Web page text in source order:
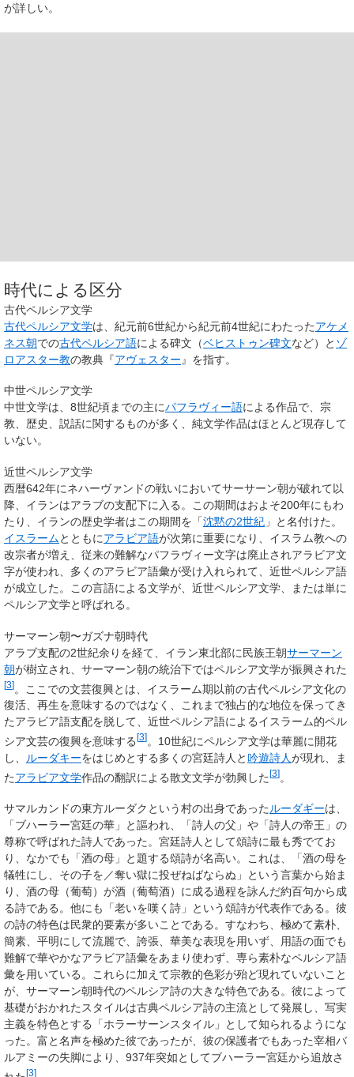
が詳しい。
時代による区分
古代ペルシア文学
古代ペルシア文学は、紀元前6世紀から紀元前4世紀にわたったアケメ
ネス朝での古代ペルシア語による碑文（ベヒストゥン碑文など）と ゾ
ロアスター教の教典『アヴェスター 』を指す。
中世ペルシア文学
中世文学は、8世紀頃までの主にパフラヴィー語による作品で、宗
教、歴史、説話に関するものが多く、純文学作品はほとんど現存して
いない。
近世ペルシア文学
西暦642年にネハーヴァンドの戦いにおいてサーサーン朝が破れて以
降、イランはアラブの支配下に入る。この期間はおよそ200年にもわ
たり、イランの歴史学者はこの期間を「沈黙の2世紀 」と名付けた。
イスラームとともにアラビア語が次第に重要になり、イスラム教への
改宗者が増え、従来の難解なパフラヴィー文字は廃止されアラビア文
字が使われ、多くのアラビア語彙が受け入れられて、近世ペルシア語
が成立した。この言語による文学が、近世ペルシア文学、または単に
ペルシア文学と呼ばれる。
サーマーン朝〜ガズナ朝時代
アラブ支配の2世紀余りを経て、イラン東北部に民族王朝サーマーン
朝が樹立され、サーマーン朝の統治下ではペルシア文学が振興された
[3]。ここでの文芸復興とは、イスラーム期以前の古代ペルシア文化の
復活、再生を意味するのではなく、これまで独占的な地位を保ってき
たアラビア語支配を脱して、近世ペルシア語によるイスラーム的ペル
シア文芸の復興を意味する [3] 。10世紀にペルシア文学は華麗に開花
し、
ルーダキーをはじめとする多くの宮廷詩人と 吟遊詩人が現れ、ま
たアラビア文学作品の翻訳による散文文学が勃興した[3]。
サマルカンドの東方ルーダクという村の出身であった ルーダギーは、
「ブハーラー宮廷の華」と謳われ、「詩人の父」や「詩人の帝王」の
尊称で呼ばれた詩人であった。宮廷詩人として頌詩に最も秀でてお
り、なかでも「酒の母」と題する頌詩が名高い。これは、「酒の母を
犠牲にし、その子を／奪い獄に投ぜねばならぬ」という言葉から始ま
り、酒の母（葡萄）が酒（葡萄酒）に成る過程を詠んだ約百句から成
る詩である。他にも「老いを嘆く詩」という頌詩が代表作である。彼
の詩の特色は民衆的要素が多いことである。すなわち、極めて素朴、
簡素、平明にして流麗で、誇張、華美な表現を用いず、用語の面でも
難解で華やかなアラビア語彙をあまり使わず、専ら素朴なペルシア語
彙を用いている。これらに加えて宗教的色彩が殆ど現れていないこと
が、サーマーン朝時代のペルシア詩の大きな特色である。彼によって
基礎がおかれたスタイルは古典ペルシア詩の主流として発展し、写実
主義を特色とする「ホラーサーンスタイル」として知られるようにな
った。富と名声を極めた彼であったが、彼の保護者でもあった宰相バ
ルアミーの失脚により、937年突如としてブハーラー宮廷から追放さ
[3]